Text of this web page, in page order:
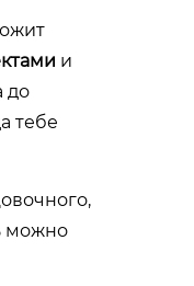
и
до
тебе
можно